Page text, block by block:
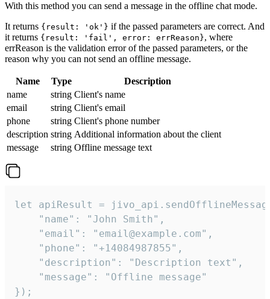
With this method you can send a message in the offline chat mode.
It returns {result: 'ok'} if the passed parameters are correct. And
it returns {result: 'fail', error: errReason}, where
errReason is the validation error of the passed parameters, or the
reason why you can not send an offline message.
Name Type
Description
name
string Client's name
email
string Client's email
phone
string Client's phone number
description string Additional information about the client
message
string Offline message text
let apiResult =
    "name": "John Smith",
    "email": "email@example.com",
    "phone": "+14084987855",
    "description": "Description text",
    "message": "Offline message"
});